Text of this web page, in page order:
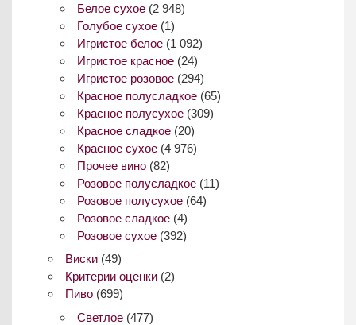
Белое сухое (2 948)
Голубое сухое (1)
Игристое белое (1 092)
Игристое красное (24)
Игристое розовое (294)
Красное полусладкое (65)
Красное полусухое (309)
Красное сладкое (20)
Красное сухое (4 976)
Прочее вино (82)
Розовое полусладкое (11)
Розовое полусухое (64)
Розовое сладкое (4)
Розовое сухое (392)
Виски(49)
Критерии оценки(2)
Пиво(699)
Светлое (477)